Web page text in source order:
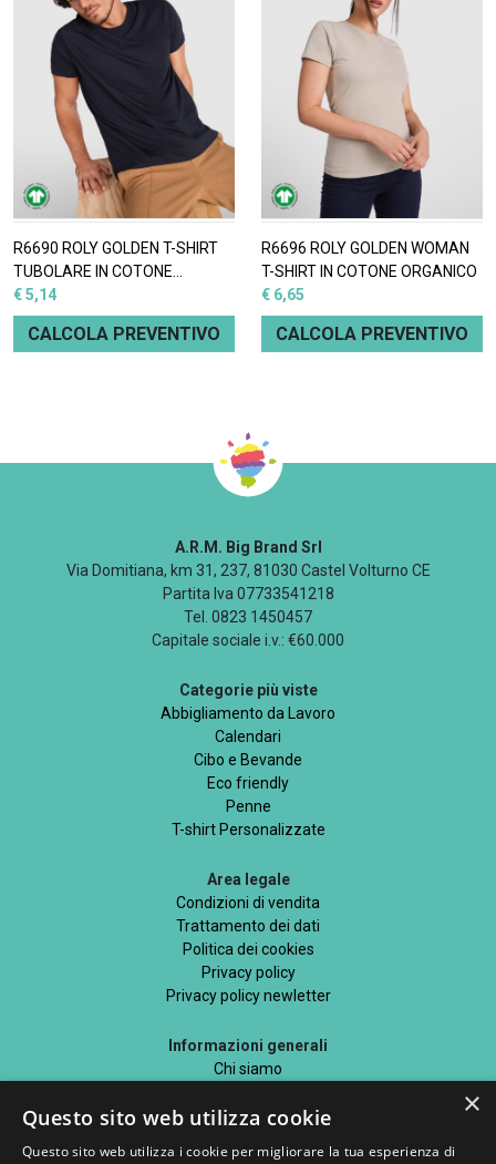
R6690 ROLY GOLDEN T-SHIRT
TUBOLARE IN COTONE
BIOLOGICO
€ 5,14
CALCOLA PREVENTIVO
R6696 ROLY GOLDEN WOMAN
T-SHIRT IN COTONE ORGANICO
€ 6,65
CALCOLA PREVENTIVO
A.R.M. Big Brand Srl
Via Domitiana, km 31, 237, 81030 Castel Volturno CE
Partita Iva 07733541218
Tel. 0823 1450457
Capitale sociale i.v.: €60.000
Categorie più viste
Abbigliamento da Lavoro
Calendari
Cibo e Bevande
Eco friendly
Penne
T-shirt Personalizzate
Area legale
Condizioni di vendita
Trattamento dei dati
Politica dei cookies
Privacy policy
Privacy policy newletter
Informazioni generali
Chi siamo
Blog
×
Questo sito web utilizza cookie
Questo sito web utilizza i cookie per migliorare la tua esperienza di